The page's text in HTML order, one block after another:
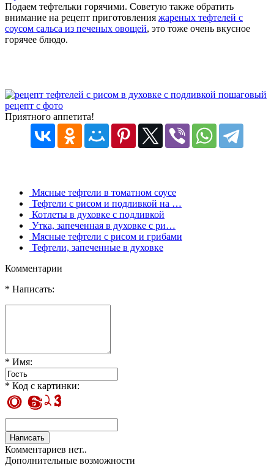
Подаем тефтельки горячими. Советую также обратить
внимание на рецепт приготовления жареных тефтелей с
соусом сальса из печеных овощей, это тоже очень вкусное
горячее блюдо.
Приятного аппетита!
Мясные тефтели в томатном соусе
Тефтели с рисом и подливкой на …
Котлеты в духовке с подливкой
Утка, запеченная в духовке с ри…
Мясные тефтели с рисом и грибами
Тефтели, запеченные в духовке
Комментарии
* Написать:
* Имя:
* Код с картинки:
Комментариев нет..
Дополнительные возможности